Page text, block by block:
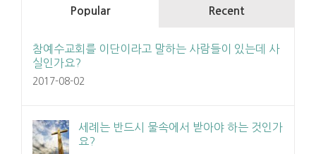
Popular Recent
참예수교회를 이단이라고 말하는 사람들이 있는데 사
실인가요?
2017-08-02
세례는 반드시 물속에서 받아야 하는 것인가
요?